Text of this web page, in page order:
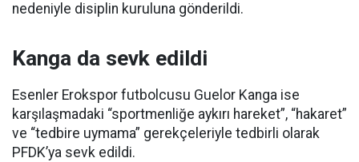
nedeniyle disiplin kuruluna gönderildi.
Kanga da sevk edildi
Esenler Erokspor futbolcusu Guelor Kanga ise
karşılaşmadaki “sportmenliğe aykırı hareket”, “hakaret”
ve “tedbire uymama” gerekçeleriyle tedbirli olarak
PFDK’ya sevk edildi.